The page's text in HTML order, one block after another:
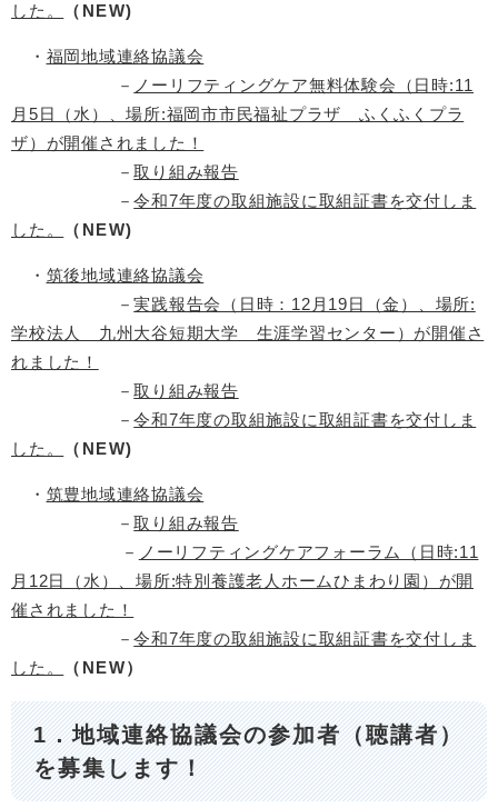
した。
（NEW)
・ 福岡地域連絡協議会
－ ノーリフティングケア無料体験会（日時:11
月5日（水）、場所:福岡市市民福祉プラザ ふくふくプラ
ザ）が開催されました！
－取り組み報告
－令和7年度の取組施設に取組証書を交付しま
した。
（NEW)
・ 筑後地域連絡協議会
－実践報告会（日時：12月19日（金）、場所:
学校法人 九州大谷短期大学 生涯学習センター）が開催さ
れました！
－取り組み報告
－令和7年度の取組施設に取組証書を交付しま
した。
（NEW)
・ 筑豊地域連絡協議会
－取り組み報告
－ ノーリフティングケアフォーラム（日時:11
月12日（水）、場所:特別養護老人ホームひまわり園）が開
催されました！
－令和7年度の取組施設に取組証書を交付しま
した。
（NEW）
1．地域連絡協議会の参加者（聴講者）
を募集します！